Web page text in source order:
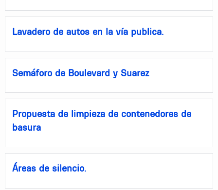
Lavadero de autos en la vía publica.
Semáforo de Boulevard y Suarez
Propuesta de limpieza de contenedores de
basura
Áreas de silencio.